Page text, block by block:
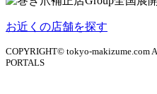
お近くの店舗を探す
COPYRIGHT© tokyo-makizume.com
PORTALS